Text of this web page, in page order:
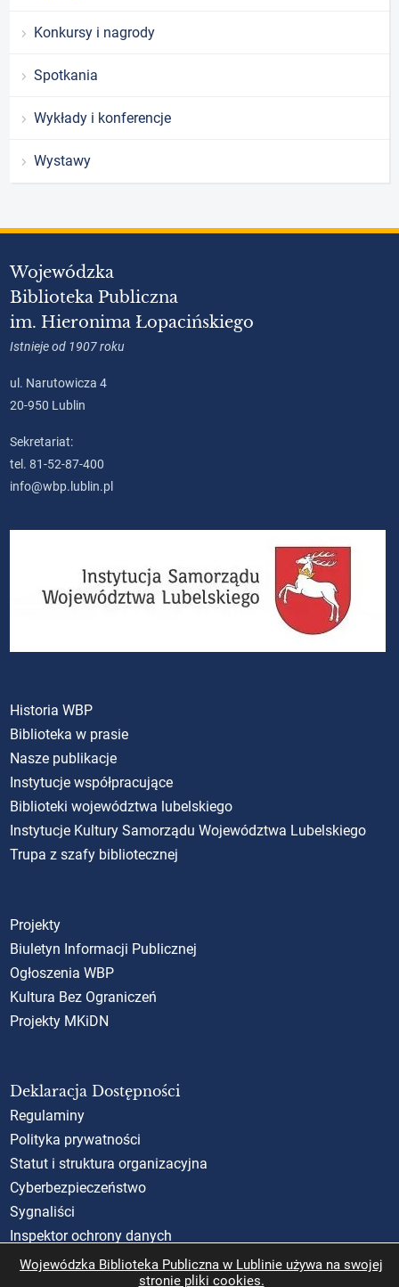
Konkursy i nagrody
Spotkania
Wykłady i konferencje
Wystawy
Wojewódzka
Biblioteka Publiczna
im. Hieronima Łopacińskiego
Istnieje od 1907 roku
ul. Narutowicza 4
20-950 Lublin
Sekretariat:
tel. 81-52-87-400
info@wbp.lublin.pl
Historia WBP
Biblioteka w prasie
Nasze publikacje
Instytucje współpracujące
Biblioteki województwa lubelskiego
Instytucje Kultury Samorządu Województwa Lubelskiego
Trupa z szafy bibliotecznej
Projekty
Biuletyn Informacji Publicznej
Ogłoszenia WBP
Kultura Bez Ograniczeń
Projekty MKiDN
Deklaracja Dostępności
Regulaminy
Polityka prywatności
Statut i struktura organizacyjna
Cyberbezpieczeństwo
Sygnaliści
Inspektor ochrony danych
Standardy Ochrony Małoletnich (SOM)
Wojewódzka Biblioteka Publiczna w Lublinie używa na swojej
stronie pliki cookies.